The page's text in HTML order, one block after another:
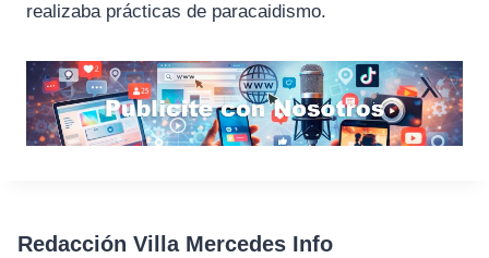
realizaba prácticas de paracaidismo.
Redacción Villa Mercedes Info